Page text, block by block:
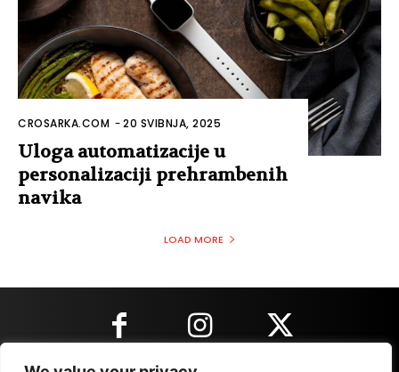
CROSARKA.COM -20 SVIBNJA, 2025
Uloga automatizacije u
personalizaciji prehrambenih
navika
LOAD MORE